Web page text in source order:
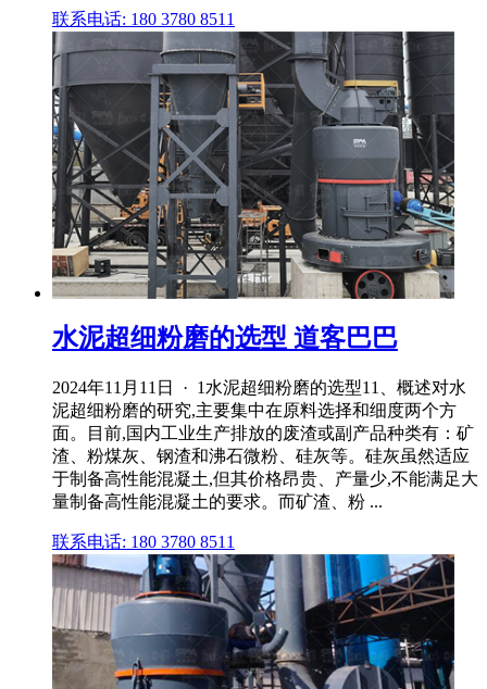
联系电话: 180 3780 8511
水泥超细粉磨的选型 道客巴巴
2024年11月11日 · 1水泥超细粉磨的选型11、概述对水
泥超细粉磨的研究,主要集中在原料选择和细度两个方
面。目前,国内工业生产排放的废渣或副产品种类有：矿
渣、粉煤灰、钢渣和沸石微粉、硅灰等。硅灰虽然适应
于制备高性能混凝土,但其价格昂贵、产量少,不能满足大
量制备高性能混凝土的要求。而矿渣、粉 ...
联系电话: 180 3780 8511